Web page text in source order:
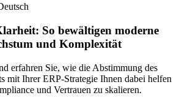
So bewältigen moderne
und Komplexität
erfahren Sie, wie die Abstimmung des
mit Ihrer ERP-Strategie Ihnen dabei helfen
und Vertrauen zu skalieren.